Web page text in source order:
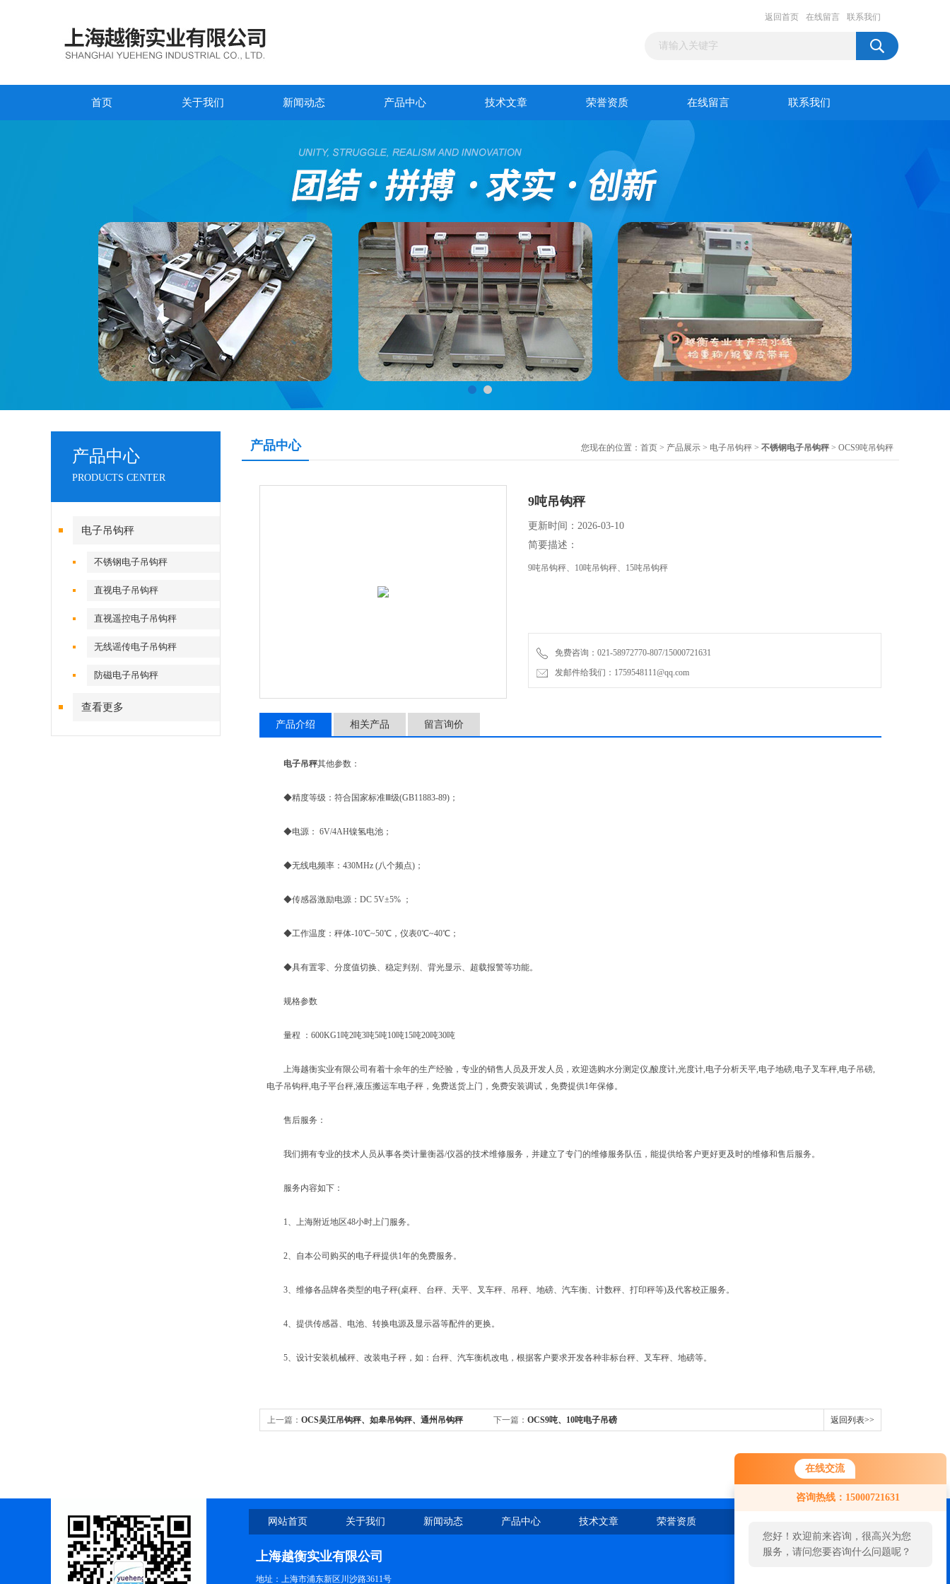
在线交流
咨询热线：15000721631
您好！欢迎前来咨询，很高兴为您
服务，请问您要咨询什么问题呢？
返回首页 在线留言 联系我们
首页 关于我们 新闻动态 产品中心 技术文章 荣誉资质 在线留言 联系我们
产品中心
PRODUCTS CENTER
电子吊钩秤
不锈钢电子吊钩秤
直视电子吊钩秤
直视遥控电子吊钩秤
无线谣传电子吊钩秤
防磁电子吊钩秤
查看更多
产品中心 您现在的位置： 首页 > 产品展示 > 电子吊钩秤 > 不锈钢电子吊钩秤> OCS9吨吊钩秤
9吨吊钩秤
更新时间：2026-03-10
简要描述：
9吨吊钩秤、10吨吊钩秤、15吨吊钩秤
免费咨询：021-58972770-807/15000721631
发邮件给我们：1759548111@qq.com
产品介绍 相关产品 留言询价
电子吊秤其他参数：
◆精度等级：符合国家标准Ⅲ级(GB11883-89)；
◆电源： 6V/4AH镍氢电池；
◆无线电频率：430MHz (八个频点)；
◆传感器激励电源：DC 5V±5% ；
◆工作温度：秤体-10℃~50℃，仪表0℃~40℃；
◆具有置零、分度值切换、稳定判别、背光显示、超载报警等功能。
规格参数
量程 ：600KG1吨2吨3吨5吨10吨15吨20吨30吨
上海越衡实业有限公司有着十余年的生产经验，专业的销售人员及开发人员，欢迎选购水分测定仪,酸度计,光度计,电子分析天平,电子地磅,电子叉车秤,电子吊磅,
电子吊钩秤,电子平台秤,液压搬运车电子秤，免费送货上门，免费安装调试，免费提供1年保修。
售后服务：
我们拥有专业的技术人员从事各类计量衡器/仪器的技术维修服务，并建立了专门的维修服务队伍，能提供给客户更好更及时的维修和售后服务。
服务内容如下：
1、上海附近地区48小时上门服务。
2、自本公司购买的电子秤提供1年的免费服务。
3、维修各品牌各类型的电子秤(桌秤、台秤、天平、叉车秤、吊秤、地磅、汽车衡、计数秤、打印秤等)及代客校正服务。
4、提供传感器、电池、转换电源及显示器等配件的更换。
5、设计安装机械秤、改装电子秤，如：台秤、汽车衡机改电，根据客户要求开发各种非标台秤、叉车秤、地磅等。
上一篇： OCS吴江吊钩秤、如皋吊钩秤、通州吊钩秤 下一篇： OCS9吨、10吨电子吊磅 返回列表>>
网站首页 关于我们 新闻动态 产品中心 技术文章 荣誉资质
上海越衡实业有限公司
地址：上海市浦东新区川沙路3611号